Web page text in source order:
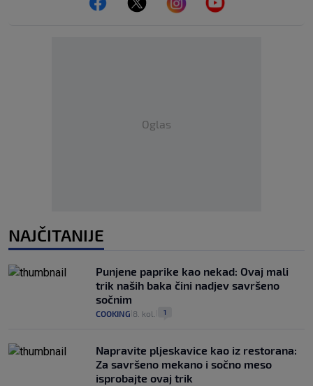
Oglas
NAJČITANIJE
Punjene paprike kao nekad: Ovaj mali
trik naših baka čini nadjev savršeno
sočnim
COOKING 8. kol. 1
Napravite pljeskavice kao iz restorana:
Za savršeno mekano i sočno meso
isprobajte ovaj trik